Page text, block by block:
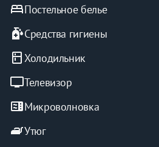
bedПостельное белье
sanitizerСредства гигиены
kitchen Холодильник
tvТелевизор
microwaveМикроволновка
ironУтюг